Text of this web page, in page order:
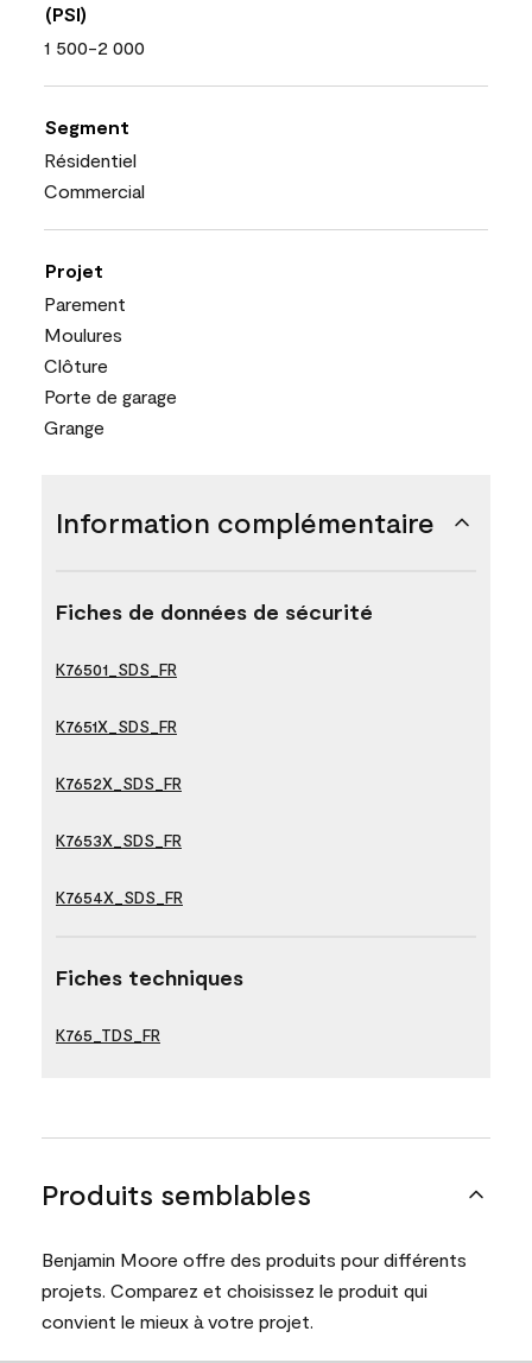
(PSI)
1 500-2 000
Segment
Résidentiel
Commercial
Projet
Parement
Moulures
Clôture
Porte de garage
Grange
Information complémentaire
Fiches de données de sécurité
K76501_SDS_FR
K7651X_SDS_FR
K7652X_SDS_FR
K7653X_SDS_FR
K7654X_SDS_FR
Fiches techniques
K765_TDS_FR
Produits semblables
Benjamin Moore offre des produits pour différents
projets. Comparez et choisissez le produit qui
convient le mieux à votre projet.